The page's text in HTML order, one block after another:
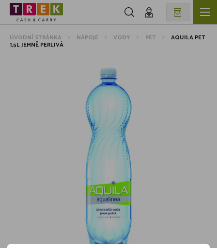
ÚVODNÍ STRÁNKA NÁPOJE VODY PET AQUILA PET
1,5L JEMNĚ PERLIVÁ